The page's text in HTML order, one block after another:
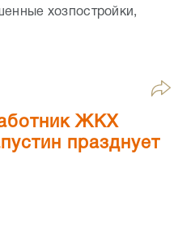
хозпостройки,
ЖКХ
празднует